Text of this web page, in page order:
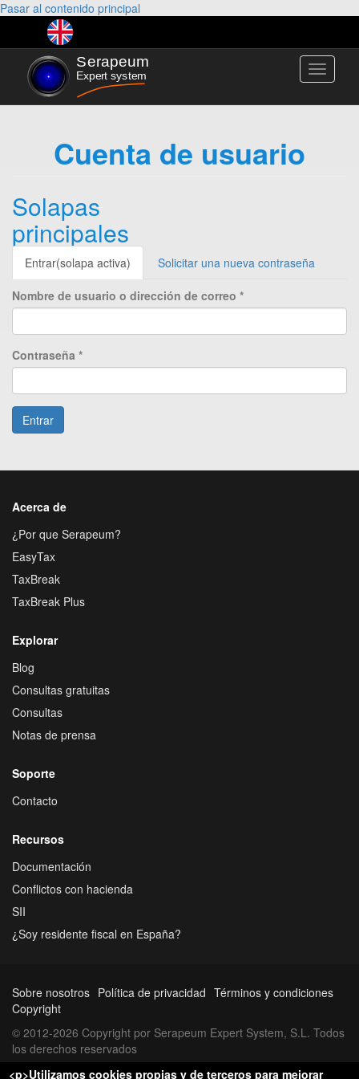
Pasar al contenido principal
Toggle
Cuenta de usuario
Solapas
principales
Entrar(solapa activa) Solicitar una nueva contraseña
Nombre de usuario o dirección de correo *
Contraseña *
Entrar
Acerca de
¿Por que Serapeum?
EasyTax
TaxBreak
TaxBreak Plus
Explorar
Blog
Consultas gratuitas
Consultas
Notas de prensa
Soporte
Contacto
Recursos
Documentación
Conflictos con hacienda
SII
¿Soy residente fiscal en España?
Sobre nosotros Política de privacidad Términos y condiciones
Copyright
© 2012-2026 Copyright por Serapeum Expert System, S.L. Todos
los derechos reservados
<p>Utilizamos cookies propias y de terceros para mejorar